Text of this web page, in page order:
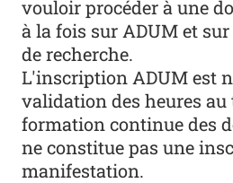
vouloir procéder à une
à la fois sur ADUM et
de recherche.
L'inscription ADUM est
validation des heures au
formation continue des
ne constitue pas une
manifestation.